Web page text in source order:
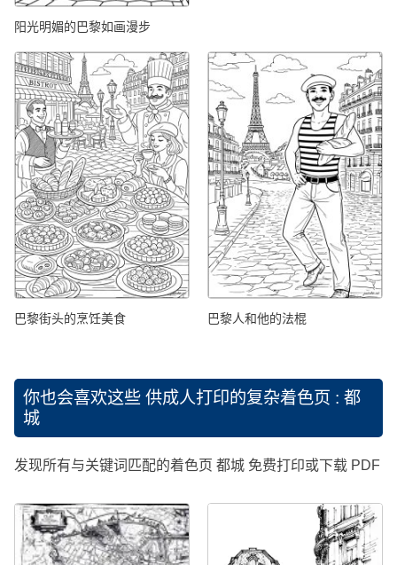
阳光明媚的巴黎如画漫步
巴黎街头的烹饪美食 巴黎人和他的法棍
你也会喜欢这些 供成人打印的复杂着色页 : 都
城
发现所有与关键词匹配的着色页 都城 免费打印或下载 PDF